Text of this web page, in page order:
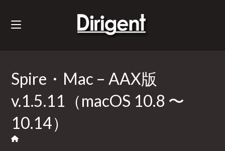
Spire・Mac – AAX版
v.1.5.11（macOS 10.8 〜
10.14）